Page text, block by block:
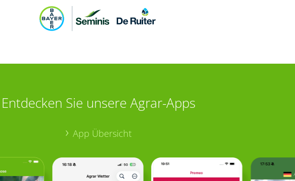
Entdecken Sie unsere Agrar-Apps
App Übersicht